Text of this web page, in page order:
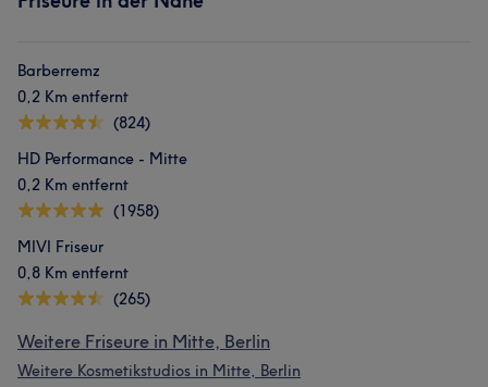
Barberremz
0,2 Km entfernt
(824)
HD Performance - Mitte
0,2 Km entfernt
(1958)
MIVI Friseur
0,8 Km entfernt
(265)
Weitere Friseure in Mitte, Berlin
Weitere Kosmetikstudios in Mitte, Berlin